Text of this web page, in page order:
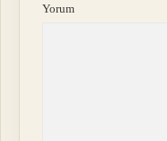
Yorum